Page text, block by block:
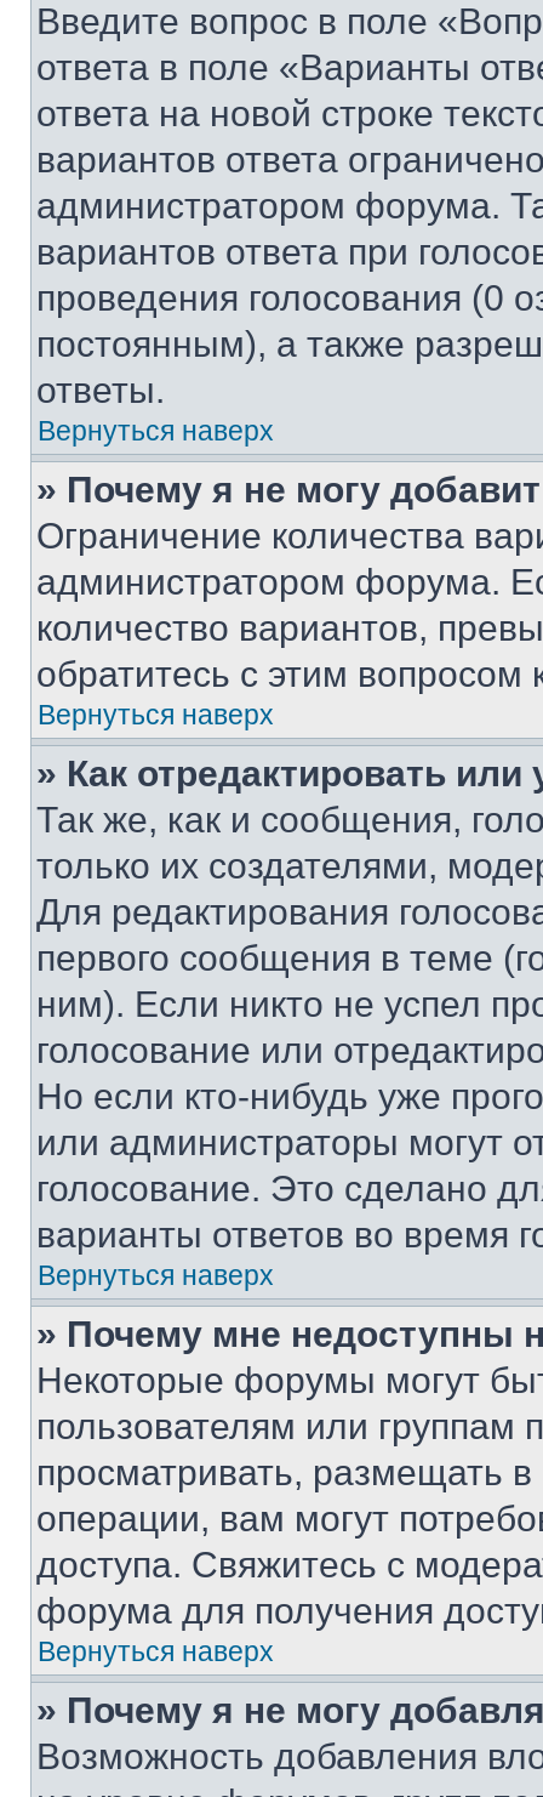
Введите вопрос в поле
ответа в поле «Варианты
ответа на новой строке
вариантов ответа
администратором форума.
вариантов ответа при
проведения голосования (0
постоянным), а также
ответы.
Вернуться наверх
» Почему я не могу
Ограничение количества
администратором форума.
количество вариантов,
обратитесь с этим вопросом
Вернуться наверх
» Как отредактировать
Так же, как и сообщения,
только их создателями,
Для редактирования
первого сообщения в теме
ним). Если никто не успел
голосование или
Но если кто-нибудь уже
или администраторы могут
голосование. Это сделано
варианты ответов во время
Вернуться наверх
» Почему мне недоступны
Некоторые форумы могут
пользователям или группам
просматривать, размещать
операции, вам могут
доступа. Свяжитесь с
форума для получения
Вернуться наверх
» Почему я не могу
Возможность добавления